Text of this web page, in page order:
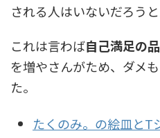
される人はいないだろうと
これは言わば自己満足の品
を増やさんがため、ダメ
た。
たくのみ。の絵皿とT